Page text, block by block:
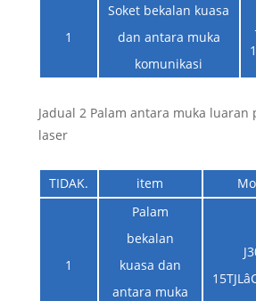
1
Soket bekalan kuasa
dan antara muka
komunikasi
Jadual 2 Palam antara muka luaran
laser
TIDAK. item
1
Palam
bekalan
kuasa dan
antara muka